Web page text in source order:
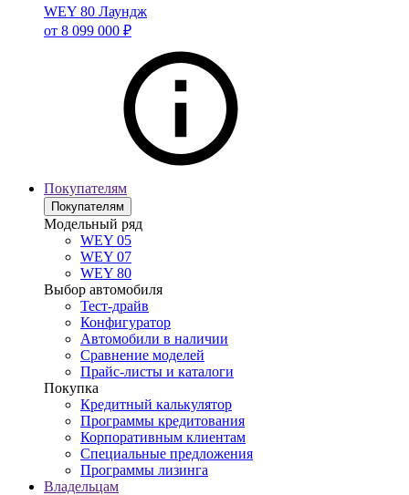
WEY 80 Лаундж
от 8 099 000 ₽
Покупателям
Покупателям
Модельный ряд
WEY 05
WEY 07
WEY 80
Выбор автомобиля
Тест-драйв
Конфигуратор
Автомобили в наличии
Сравнение моделей
Прайс-листы и каталоги
Покупка
Кредитный калькулятор
Программы кредитования
Корпоративным клиентам
Специальные предложения
Программы лизинга
Владельцам